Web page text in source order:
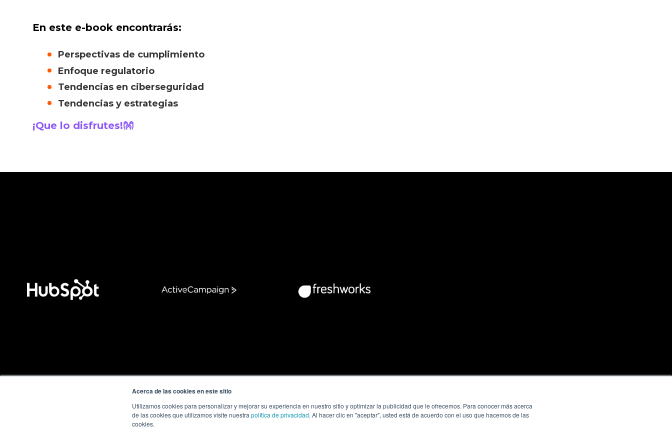
Acerca de las cookies en este sitio
Utilizamos cookies para personalizar y mejorar su experiencia en nuestro sitio y optimizar la publicidad que le ofrecemos. Para conocer más acerca
de las cookies que utilizamos visite nuestra política de privacidad. Al hacer clic en "aceptar", usted está de acuerdo con el uso que hacemos de las
cookies.
En este e-book encontrarás:
Perspectivas de cumplimiento
Enfoque regulatorio
Tendencias en ciberseguridad
Tendencias y estrategias
¡Que lo disfrutes!👐